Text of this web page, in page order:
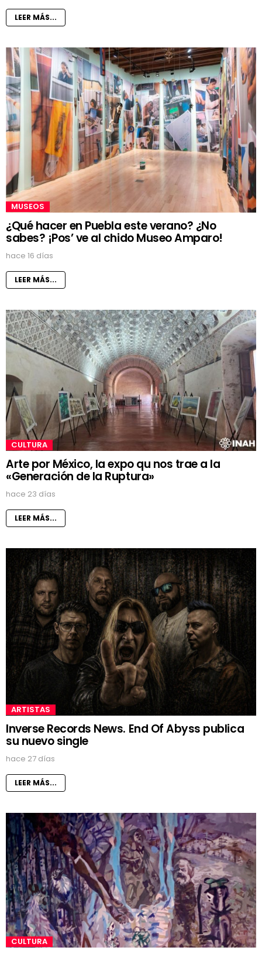
LEER MÁS...
MUSEOS
¿Qué hacer en Puebla este verano? ¿No
sabes? ¡Pos’ ve al chido Museo Amparo!
hace 16 días
LEER MÁS...
CULTURA
Arte por México, la expo qu nos trae a la
«Generación de la Ruptura»
hace 23 días
LEER MÁS...
ARTISTAS
Inverse Records News. End Of Abyss publica
su nuevo single
hace 27 días
LEER MÁS...
CULTURA